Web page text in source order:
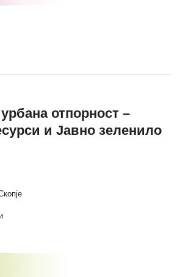
отпорност –
и Јавно зеленило